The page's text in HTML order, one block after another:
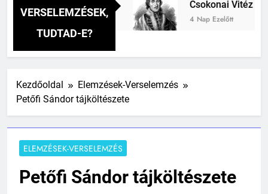
VERSELEMZÉSEK,
TUDTAD-E?
Csokonai Vitéz Mihály: A
4 Nap Ezelőtt
Kezdőoldal
Elemzések-Verselemzés
Petőfi Sándor tájköltészete
ELEMZÉSEK-VERSELEMZÉS
Petőfi Sándor tájköltészete